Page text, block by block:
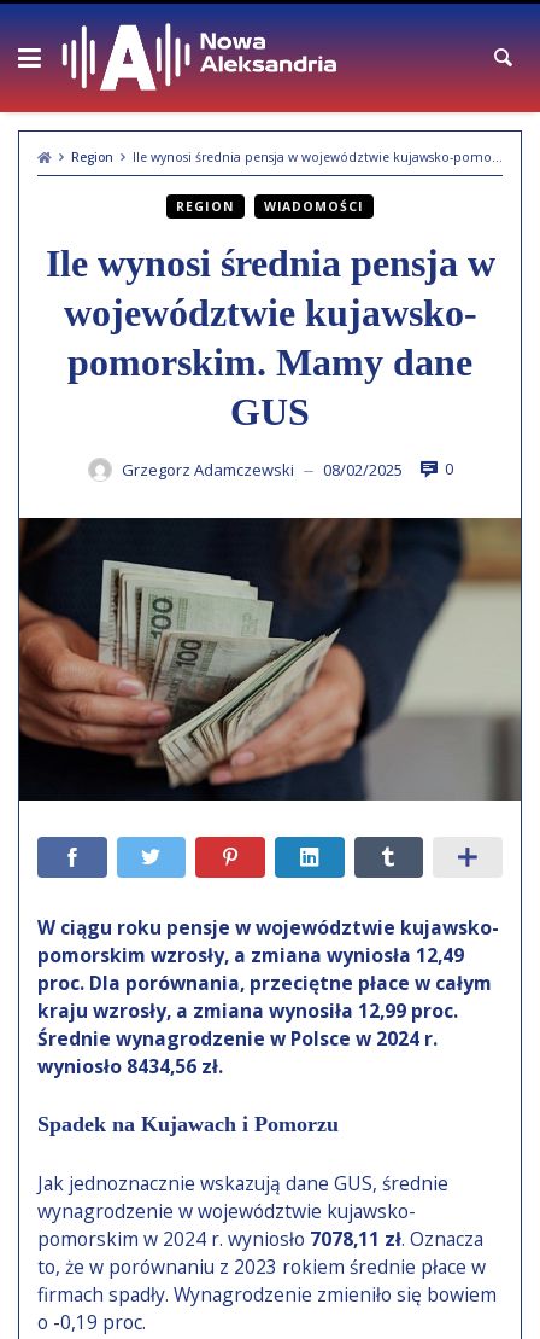
Skip
content
Region Ile wynosi średnia pensja w województwie kujawsko-pomorskim. Mamy dane GUS
REGION WIADOMOŚCI
Ile wynosi średnia pensja w
województwie kujawsko-
pomorskim. Mamy dane
GUS
Grzegorz Adamczewski — 08/02/2025 0
W ciągu roku pensje w województwie kujawsko-
pomorskim wzrosły, a zmiana wyniosła 12,49
proc. Dla porównania, przeciętne płace w całym
kraju wzrosły, a zmiana wynosiła 12,99 proc.
Średnie wynagrodzenie w Polsce w 2024 r.
wyniosło 8434,56 zł.
Spadek na Kujawach i Pomorzu
Jak jednoznacznie wskazują dane GUS, średnie
wynagrodzenie w województwie kujawsko-
pomorskim w 2024 r. wyniosło 7078,11 zł. Oznacza
to, że w porównaniu z 2023 rokiem średnie płace w
firmach spadły. Wynagrodzenie zmieniło się bowiem
o -0,19 proc.